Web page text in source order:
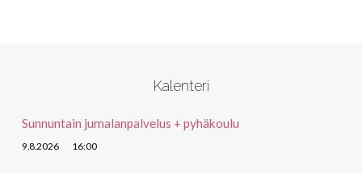
Kalenteri
Sunnuntain jumalanpalvelus + pyhäkoulu
9.8.2026 16:00